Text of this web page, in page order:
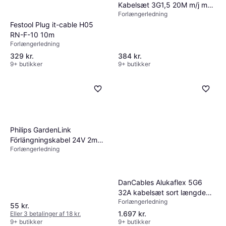
Festool Plug it-cable H05
RN-F-10 10m
Forlængerledning
329 kr.
9+ butikker
Kabelsæt 3G1,5 20M m/j med
slagfast 5-stikdåse, IP44
Forlængerledning
384 kr.
9+ butikker
Philips GardenLink
Förlängningskabel 24V 2m
Svart
Forlængerledning
55 kr.
Eller 3 betalinger af 18 kr.
9+ butikker
DanCables Alukaflex 5G6
32A kabelsæt sort længde
25m IP44
Forlængerledning
1.697 kr.
9+ butikker